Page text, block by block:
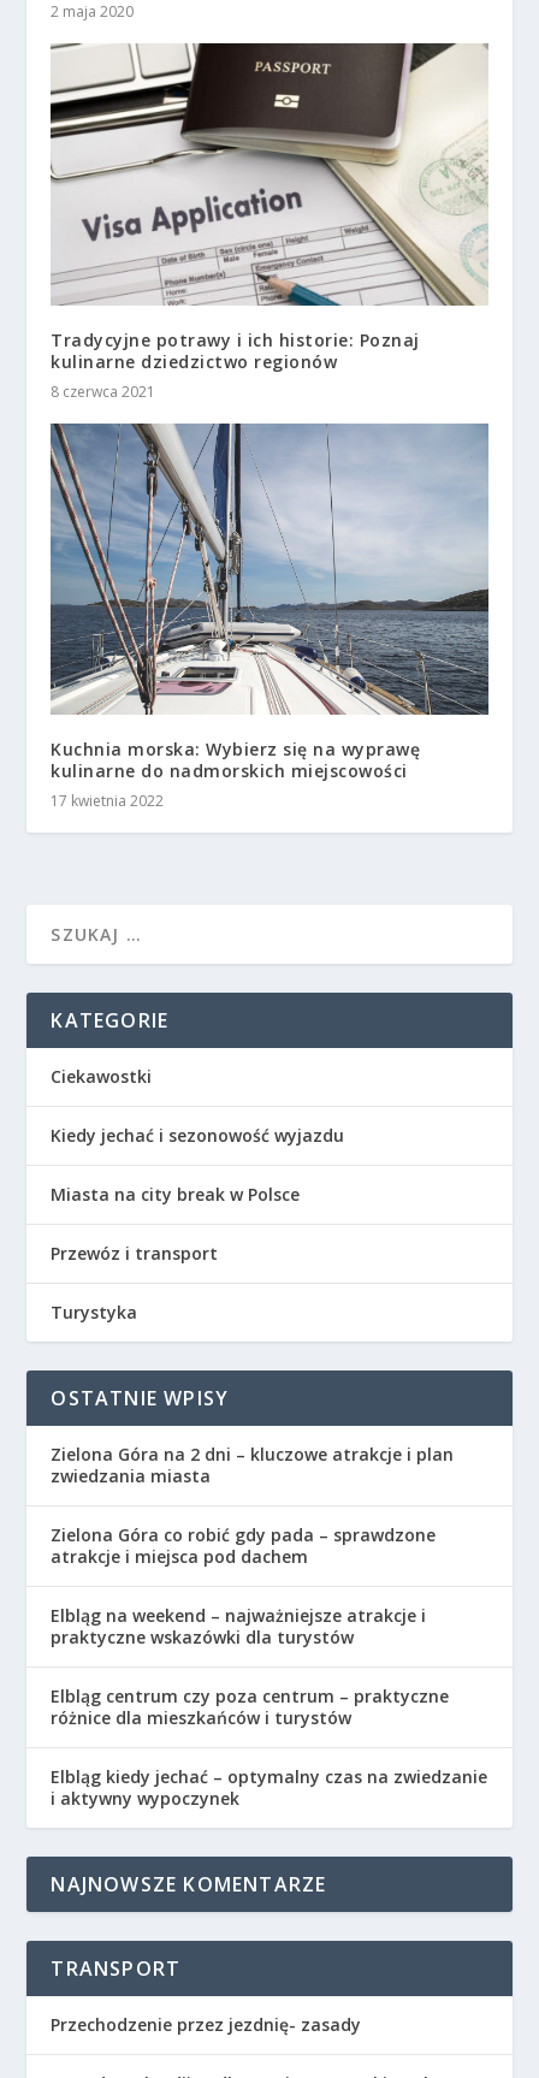
2 maja 2020
Tradycyjne potrawy i ich historie: Poznaj
kulinarne dziedzictwo regionów
8 czerwca 2021
Kuchnia morska: Wybierz się na wyprawę
kulinarne do nadmorskich miejscowości
17 kwietnia 2022
KATEGORIE
Ciekawostki
Kiedy jechać i sezonowość wyjazdu
Miasta na city break w Polsce
Przewóz i transport
Turystyka
OSTATNIE WPISY
Zielona Góra na 2 dni – kluczowe atrakcje i plan
zwiedzania miasta
Zielona Góra co robić gdy pada – sprawdzone
atrakcje i miejsca pod dachem
Elbląg na weekend – najważniejsze atrakcje i
praktyczne wskazówki dla turystów
Elbląg centrum czy poza centrum – praktyczne
różnice dla mieszkańców i turystów
Elbląg kiedy jechać – optymalny czas na zwiedzanie
i aktywny wypoczynek
NAJNOWSZE KOMENTARZE
TRANSPORT
Przechodzenie przez jezdnię- zasady